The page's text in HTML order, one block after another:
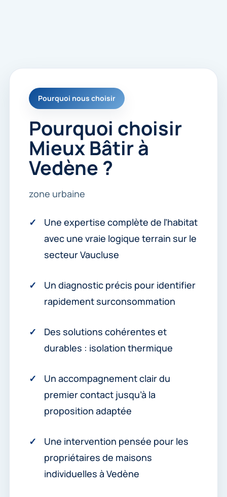
Pourquoi nous choisir
Pourquoi choisir
Mieux Bâtir à
Vedène ?
zone urbaine
Une expertise complète de l’habitat
avec une vraie logique terrain sur le
secteur Vaucluse
Un diagnostic précis pour identifier
rapidement surconsommation
Des solutions cohérentes et
durables : isolation thermique
Un accompagnement clair du
premier contact jusqu’à la
proposition adaptée
Une intervention pensée pour les
propriétaires de maisons
individuelles à Vedène